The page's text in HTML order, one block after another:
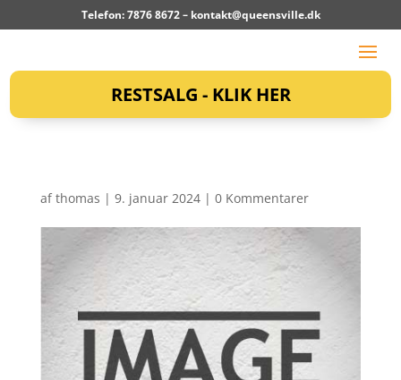
Telefon: 7876 8672 – kontakt@queensville.dk
RESTSALG - KLIK HER
afthomas | 9. januar 2024| 0 Kommentarer